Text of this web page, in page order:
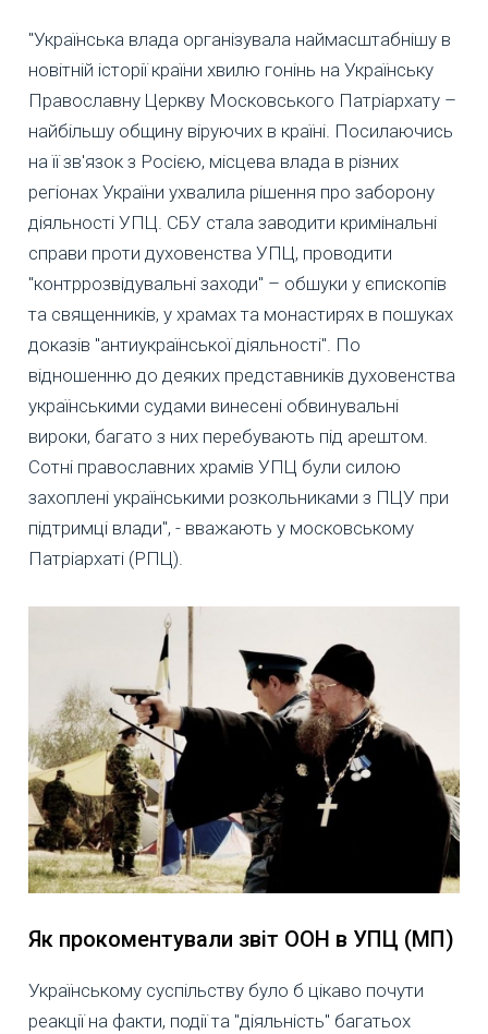
"Українська влада організувала наймасштабнішу в
новітній історії країни хвилю гонінь на Українську
Православну Церкву Московського Патріархату –
найбільшу общину віруючих в країні. Посилаючись
на її зв'язок з Росією, місцева влада в різних
регіонах України ухвалила рішення про заборону
діяльності УПЦ. СБУ стала заводити кримінальні
справи проти духовенства УПЦ, проводити
"контррозвідувальні заходи" – обшуки у єпископів
та священників, у храмах та монастирях в пошуках
доказів "антиукраїнської діяльності". По
відношенню до деяких представників духовенства
українськими судами винесені обвинувальні
вироки, багато з них перебувають під арештом.
Сотні православних храмів УПЦ були силою
захоплені українськими розкольниками з ПЦУ при
підтримці влади", - вважають у московському
Патріархаті (РПЦ).
Як прокоментували звіт ООН в УПЦ (МП)
Українському суспільству було б цікаво почути
реакції на факти, події та "діяльність" багатьох